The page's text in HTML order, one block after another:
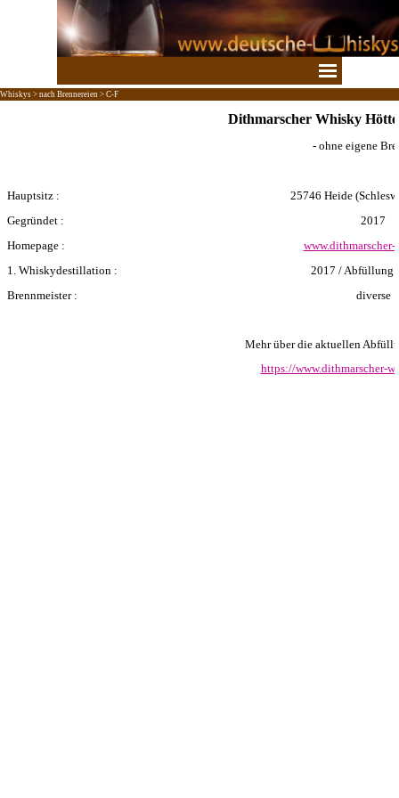
Direkt zum Seiteninhalt
Whiskys > nach Brennereien > C-F
Dithmarscher Whisky
- ohne eigene
Hauptsitz : 25746 Heide
Gegründet :
2017
Homepage :
www.dithmarscher-
1. Whiskydestillation :
2017 / Abfüllung
Brennmeister :
diverse
Mehr über die aktuellen
https://www.dithmarscher-